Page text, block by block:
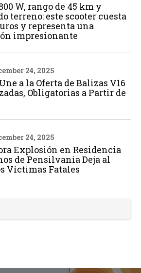
W, rango de 45 km y
terreno: este scooter cuesta
y representa una
impresionante
24, 2025
a la Oferta de Balizas V16
Obligatorias a Partir de
24, 2025
Explosión en Residencia
de Pensilvania Deja al
Víctimas Fatales